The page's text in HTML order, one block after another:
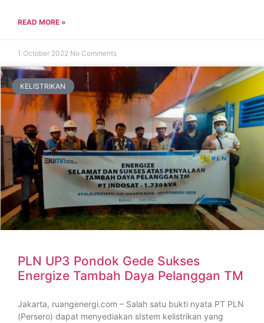
READ MORE »
1 October 2022 No Comments
KELISTRIKAN
PLN UP3 Pondok Gede Sukses
Energize Tambah Daya Pelanggan TM
Jakarta, ruangenergi.com – Salah satu bukti nyata PT PLN
(Persero) dapat menyediakan sIstem kelistrikan yang